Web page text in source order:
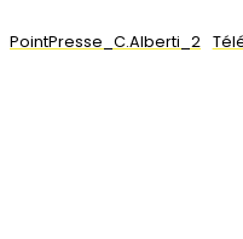
PointPresse_C.Alberti_2